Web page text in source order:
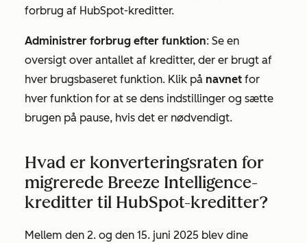
forbrug af HubSpot-kreditter.
Administrer forbrug efter funktion: Se en
oversigt over antallet af kreditter, der er brugt af
hver brugsbaseret funktion. Klik på navnet for
hver funktion for at se dens indstillinger og sætte
brugen på pause, hvis det er nødvendigt.
Hvad er konverteringsraten for
migrerede Breeze Intelligence-
kreditter til HubSpot-kreditter?
Mellem den 2. og den 15. juni 2025 blev dine